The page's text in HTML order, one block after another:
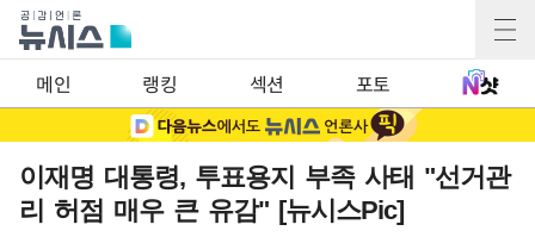
메인 랭킹 섹션 포토
이재명 대통령, 투표용지 부족 사태 "선거관
리 허점 매우 큰 유감" [뉴시스Pic]